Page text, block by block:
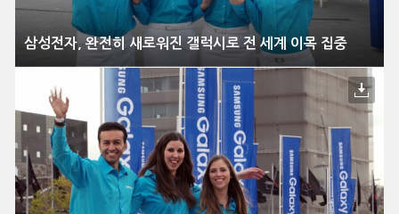
삼성전자, 완전히 새로워진 갤럭시로 전 세계 이목 집중